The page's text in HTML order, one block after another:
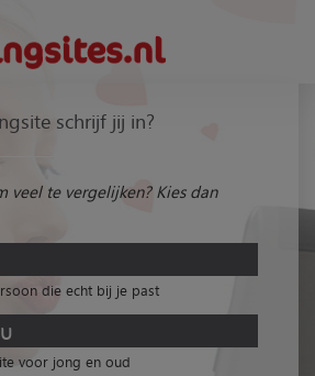
schrijf jij in?
veel te vergelijken? Kies dan
die echt bij je past
voor jong en oud